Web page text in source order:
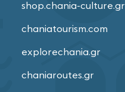
shop.chania-culture.gr
chaniatourism.com
explorechania.gr
chaniaroutes.gr